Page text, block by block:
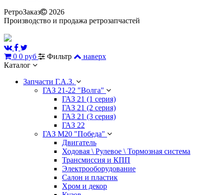
РетроЗаказ
2026
Производство и продажа ретрозапчастей
0 0 руб Фильтр
наверх
Каталог
Запчасти Г.А.З.
ГАЗ 21-22 "Волга"
ГАЗ 21 (1 серия)
ГАЗ 21 (2 серия)
ГАЗ 21 (3 серия)
ГАЗ 22
ГАЗ М20 "Победа"
Двигатель
Ходовая \ Рулевое \ Тормозная система
Трансмиссия и КПП
Электрооборудование
Салон и пластик
Хром и декор